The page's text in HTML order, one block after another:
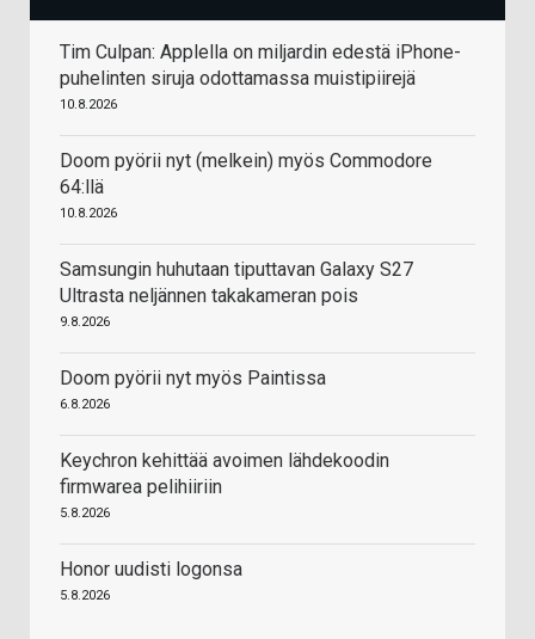
Tim Culpan: Applella on miljardin edestä iPhone-
puhelinten siruja odottamassa muistipiirejä
10.8.2026
Doom pyörii nyt (melkein) myös Commodore
64:llä
10.8.2026
Samsungin huhutaan tiputtavan Galaxy S27
Ultrasta neljännen takakameran pois
9.8.2026
Doom pyörii nyt myös Paintissa
6.8.2026
Keychron kehittää avoimen lähdekoodin
firmwarea pelihiiriin
5.8.2026
Honor uudisti logonsa
5.8.2026